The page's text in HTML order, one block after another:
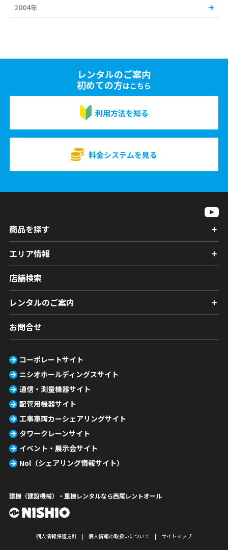
2004年
レンタルのご案内
初めての方はこちら
利用方法を知る
料金システムを見る
商品を探す
エリア情報
店舗検索
レンタルのご案内
お問合せ
コーポレートサイト
ニシオホールディングスサイト
通信・測量機器サイト
配管用機器サイト
工事車両カーシェアリングサイト
タワークレーンサイト
イベント・展示会サイト
Nol（シェアリング情報サイト）
建機（建設機械）・重機レンタルなら西尾レントオール
個人情報保護方針 個人情報の取扱いについて サイトマップ